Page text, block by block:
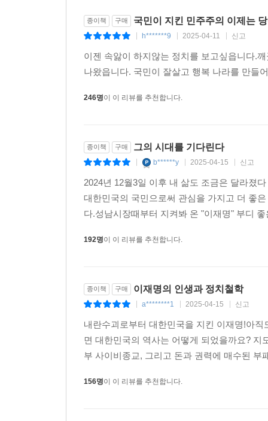
대통령으로서 인사드리겠습니다
국민이 합니다, 그 확신 없이 제가 어떻게 살아가겠
종이책 구매 국민이 지킨 민주주의 이제는
h*******9 2025-04-11 신고
이젠 속앓이 하지않는 정치를 보고싶읍니다.
나왔읍니다. 국민이 잘살고 행복 나라를 만들
246명이 이 리뷰를 추천합니다.
종이책 구매 그의 시대를 기다린다
b******y 2025-04-15 신고
2024년 12월3일 이후 내 삶도 조금은 달라졌
대한민국의 국민으로써 관심을 가지고 더 좋
다.성남시장때부터 지켜봐 온 "이재명" 부디
192명이 이 리뷰를 추천합니다.
종이책 구매 이재명의 인생과 정치철학
a********1 2025-04-15 신고
내란수괴로부터 대한민국을 지킨 이재명!아
면 대한민국의 역사는 어떻게 되었을까요?
부 사이비종교, 그리고 돈과 권력에 매수된
156명이 이 리뷰를 추천합니다.